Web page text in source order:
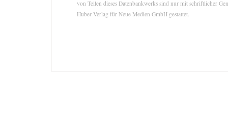
von Teilen dieses Datenbankwerks sind nur mit schriftlicher
Huber Verlag für Neue Medien GmbH gestattet.